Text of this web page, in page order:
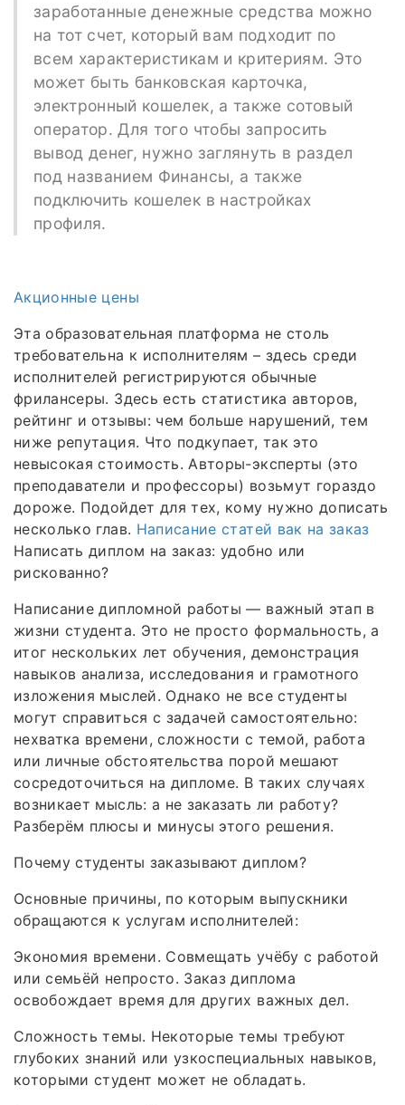
заработанные денежные средства можно
на тот счет, который вам подходит по
всем характеристикам и критериям. Это
может быть банковская карточка,
электронный кошелек, а также сотовый
оператор. Для того чтобы запросить
вывод денег, нужно заглянуть в раздел
под названием Финансы, а также
подключить кошелек в настройках
профиля.
Акционные цены
Эта образовательная платформа не столь
требовательна к исполнителям – здесь среди
исполнителей регистрируются обычные
фрилансеры. Здесь есть статистика авторов,
рейтинг и отзывы: чем больше нарушений, тем
ниже репутация. Что подкупает, так это
невысокая стоимость. Авторы-эксперты (это
преподаватели и профессоры) возьмут гораздо
дороже. Подойдет для тех, кому нужно дописать
несколько глав. Написание статей вак на заказ
Написать диплом на заказ: удобно или
рискованно?
Написание дипломной работы — важный этап в
жизни студента. Это не просто формальность, а
итог нескольких лет обучения, демонстрация
навыков анализа, исследования и грамотного
изложения мыслей. Однако не все студенты
могут справиться с задачей самостоятельно:
нехватка времени, сложности с темой, работа
или личные обстоятельства порой мешают
сосредоточиться на дипломе. В таких случаях
возникает мысль: а не заказать ли работу?
Разберём плюсы и минусы этого решения.
Почему студенты заказывают диплом?
Основные причины, по которым выпускники
обращаются к услугам исполнителей:
Экономия времени. Совмещать учёбу с работой
или семьёй непросто. Заказ диплома
освобождает время для других важных дел.
Сложность темы. Некоторые темы требуют
глубоких знаний или узкоспециальных навыков,
которыми студент может не обладать.